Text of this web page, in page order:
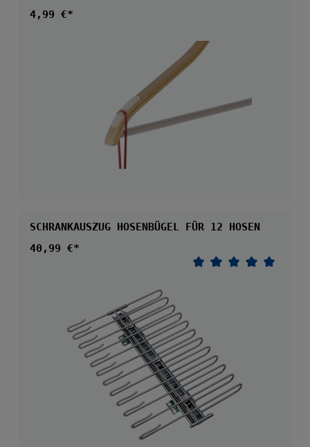
Regulärer Preis:
4,99 €*
SCHRANKAUSZUG HOSENBÜGEL FÜR 12 HOSEN
Regulärer Preis:
40,99 €*